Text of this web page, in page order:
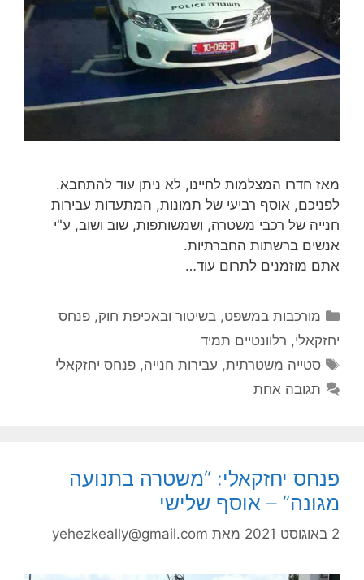
מאז חדרו המצלמות לחיינו, לא ניתן עוד להתחבא.
לפניכם, אוסף רביעי של תמונות, המתעדות עבירות
חנייה של רכבי משטרה, ושמשותפות, שוב ושוב, ע"י
אנשים ברשתות החברתיות.
אתם מוזמנים לתרום עוד…
קטגוריות
מורכבות במשפט, בשיטור ובאכיפת חוק,פנחס
יחזקאלי, רלוונטיים תמיד
תגיות
סטייה משטרתית, עבירות חנייה,פנחס יחזקאלי
תגובה אחת
פנחס יחזקאלי: “משטרה בתנועה
מגונה” – אוסף שלישי
2 באוגוסט 2021 מאת yehezkeally@gmail.com